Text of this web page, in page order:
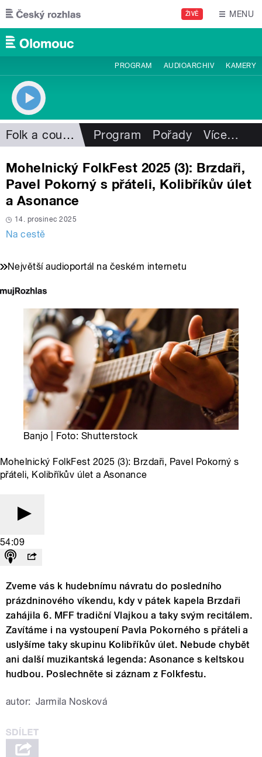
Přejít k hlavnímu obsahu
ŽIVĚ MENU
PROGRAM AUDIOARCHIV KAMERY
Folk a country Program Pořady Více…
Mohelnický FolkFest 2025 (3): Brzdaři,
Pavel Pokorný s přáteli, Kolibříkův úlet
a Asonance
14. prosinec 2025
Na cestě
Největší audioportál na českém internetu
Banjo | Foto: Shutterstock
Mohelnický FolkFest 2025 (3): Brzdaři, Pavel Pokorný s
přáteli, Kolibříkův úlet a Asonance
54:09
Zveme vás k hudebnímu návratu do posledního
prázdninového víkendu, kdy v pátek kapela Brzdaři
zahájila 6. MFF tradiční Vlajkou a taky svým recitálem.
Zavítáme i na vystoupení Pavla Pokorného s přáteli a
uslyšíme taky skupinu Kolibříkův úlet. Nebude chybět
ani další muzikantská legenda: Asonance s keltskou
hudbou. Poslechněte si záznam z Folkfestu.
autor: Jarmila Nosková